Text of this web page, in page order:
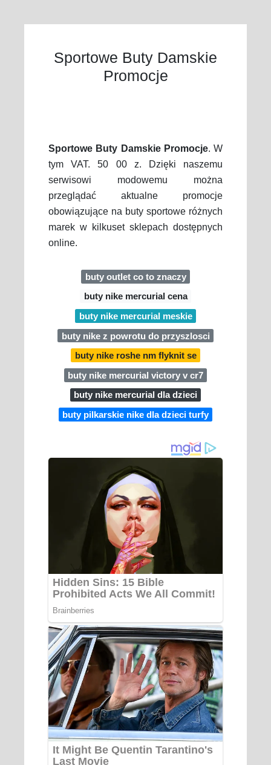
Sportowe Buty Damskie
Promocje
Sportowe Buty Damskie Promocje. W
tym VAT. 50 00 z. Dzięki naszemu
serwisowi modowemu można
przeglądać aktualne promocje
obowiązujące na buty sportowe różnych
marek w kilkuset sklepach dostępnych
online.
buty outlet co to znaczy
buty nike mercurial cena
buty nike mercurial meskie
buty nike z powrotu do przyszlosci
buty nike roshe nm flyknit se
buty nike mercurial victory v cr7
buty nike mercurial dla dzieci
buty pilkarskie nike dla dzieci turfy